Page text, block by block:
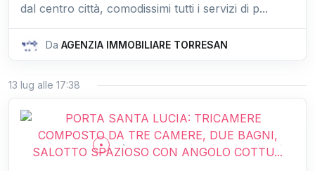
dal centro città, comodissimi tutti i servizi di p...
Da AGENZIA IMMOBILIARE TORRESAN
13 lug alle 17:38